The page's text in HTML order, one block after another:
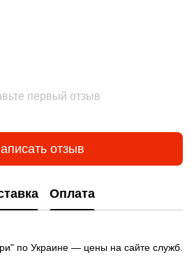
первый отзыв
отзыв
Оплата
по Украине — цены на сайте служб.